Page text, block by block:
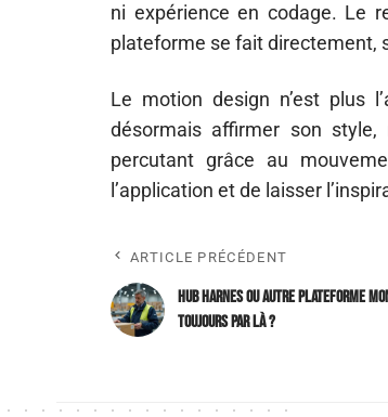
ni expérience en codage. Le
plateforme se fait directement,
Le motion design n’est plus
désormais affirmer son
percutant grâce au
l’application et de laisser
ARTICLE PRÉCÉDENT
Hub Harnes ou autre plateforme
toujours par là ?